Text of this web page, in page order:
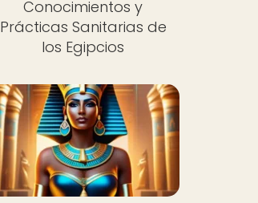
Conocimientos y
Prácticas Sanitarias de
los Egipcios